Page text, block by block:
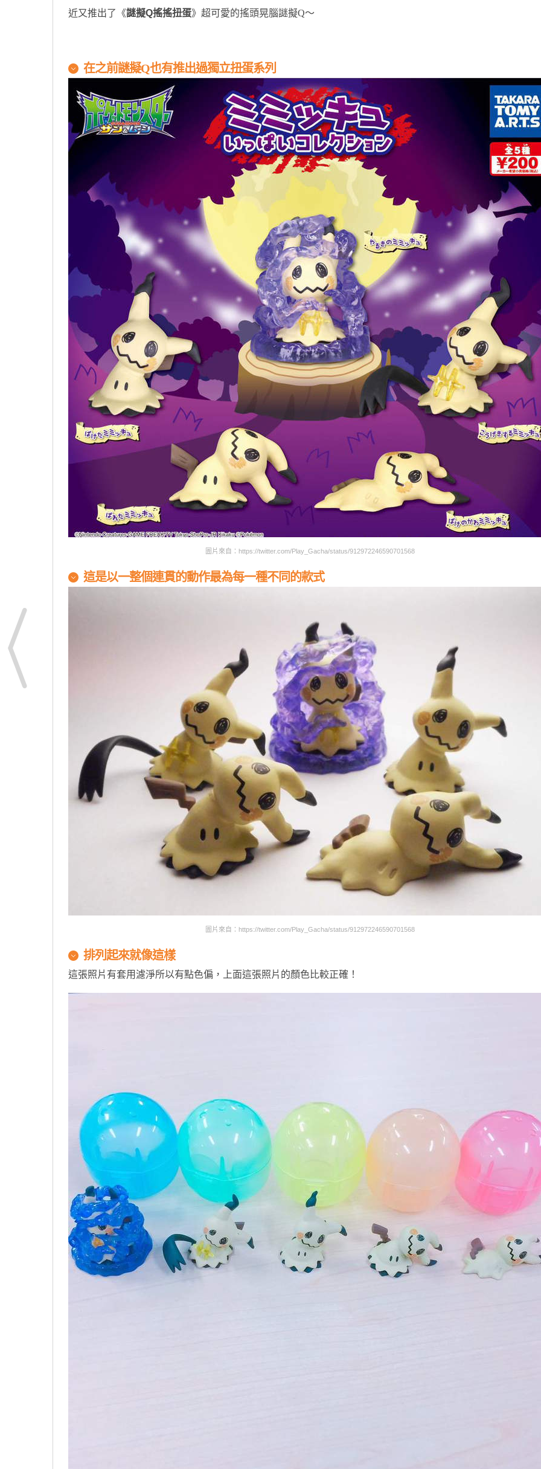
近又推出了《謎擬Q搖搖扭蛋》超可愛的搖頭晃腦謎擬Q～
在之前謎擬Q也有推出過獨立扭蛋系列
圖片來自：https://twitter.com/Play_Gacha/status/912972246590701568
這是以一整個連貫的動作最為每一種不同的款式
圖片來自：https://twitter.com/Play_Gacha/status/912972246590701568
排列起來就像這樣
這張照片有套用濾淨所以有點色偏，上面這張照片的顏色比較正確！